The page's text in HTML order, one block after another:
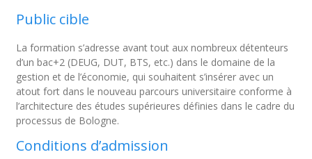
Public cible
La formation s’adresse avant tout aux nombreux détenteurs
d’un bac+2 (DEUG, DUT, BTS, etc.) dans le domaine de la
gestion et de l’économie, qui souhaitent s’insérer avec un
atout fort dans le nouveau parcours universitaire conforme à
l’architecture des études supérieures définies dans le cadre du
processus de Bologne.
Conditions d’admission